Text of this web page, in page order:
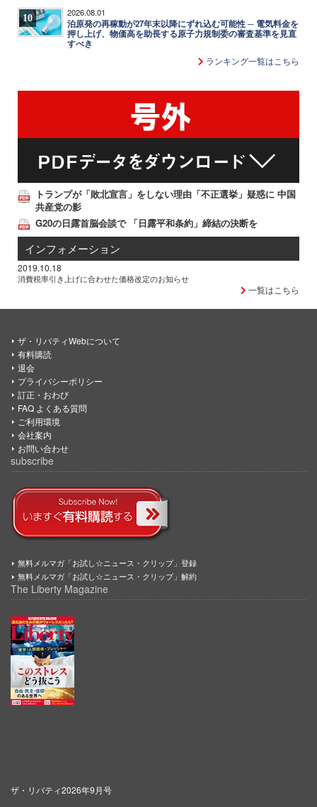
10 2026.08.01
泊原発の再稼動が27年末以降にずれ込む可能性 ─ 電気料金を
押し上げ、物価高を助長する原子力規制委の審査基準を見直
すべき
ランキング一覧はこちら
トランプが「敗北宣言」をしない理由「不正選挙」疑惑に 中国
共産党の影
G20の日露首脳会談で 「日露平和条約」締結の決断を
インフォメーション
2019.10.18
消費税率引き上げに合わせた価格改定のお知らせ
一覧はこちら
ザ・リバティWebについて
有料購読
退会
プライバシーポリシー
訂正・おわび
FAQ よくある質問
ご利用環境
会社案内
お問い合わせ
subscribe
無料メルマガ「お試し☆ニュース・クリップ」登録
無料メルマガ「お試し☆ニュース・クリップ」解約
The Liberty Magazine
ザ・リバティ2026年9月号